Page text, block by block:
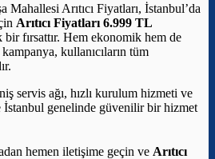
Mahallesi Arıtıcı Fiyatları, İstanbul’da
Arıtıcı Fiyatları 6.999 TL
bir fırsattır. Hem ekonomik hem de
kullanıcıların tüm
servis ağı, hızlı kurulum hizmeti ve
İstanbul genelinde güvenilir bir hizmet
hemen iletişime geçin ve Arıtıcı